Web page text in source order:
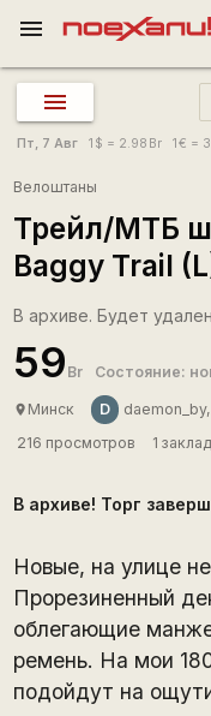
menu
Пт, 7 Авг 1 $ = 2.98 Br 1€ =
Велоштаны
Трейл/МТБ
Baggy Trail
В архиве. Будет
59 Br Состояние:
place Минск D
216 просмотров
1
В архиве! Торг
Новые, на улице
Прорезиненный
облегающие
ремень. На мои
подойдут на